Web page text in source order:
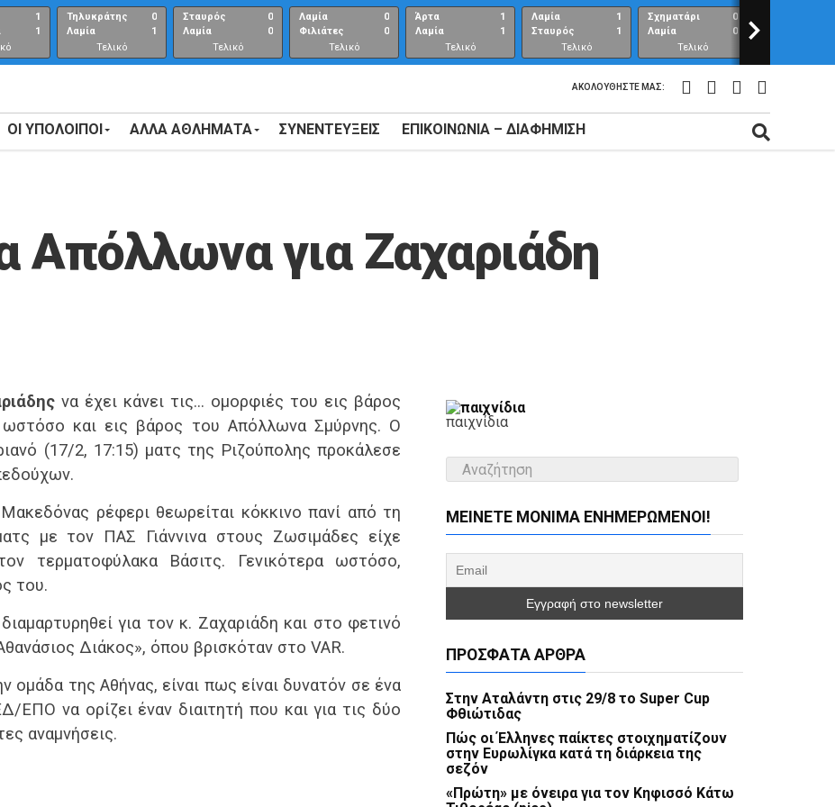
1
1
Τηλυκράτης
Λαμία
0
1
Τελικό
αποτέλεσμα
Σταυρός
Λαμία
0
0
Τελικό
αποτέλεσμα
Λαμία
Φιλιάτες
0
0
Τελικό
Αποτέλεσμα
Άρτα
Λαμία
1
1
Τελικό
αποτέλεσμα
Λαμία
Σταυρός
1
1
Τελικό
αποτέλεσμα
Σχηματάρι
Λαμία
0
0
Τελικό
αποτέλεσμα
>
ΑΚΟΛΟΥΘΉΣΤΕ ΜΑΣ:
ΟΙ ΥΠΟΛΟΙΠΟΙ ΑΛΛΑ ΑΘΛΗΜΑΤΑ ΣΥΝΕΝΤΕΎΞΕΙΣ ΕΠΙΚΟΙΝΩΝΊΑ – ΔΙΑΦΉΜΙΣΗ
Απόλλωνα για Ζαχαριάδη
να έχει κάνει τις… ομορφιές του εις βάρος
ωστόσο και εις βάρος του Απόλλωνα Σμύρνης. Ο
(17/2, 17:15) ματς της Ριζούπολης προκάλεσε
ρέφερι θεωρείται κόκκινο πανί από τη
με τον ΠΑΣ Γιάννινα στους Ζωσιμάδες είχε
τερματοφύλακα Βάσιτς. Γενικότερα ωστόσο,
του.
για τον κ. Ζαχαριάδη και στο φετινό
Διάκος», όπου βρισκόταν στο VAR.
ομάδα της Αθήνας, είναι πως είναι δυνατόν σε ένα
ΕΠΟ να ορίζει έναν διαιτητή που και για τις δύο
αναμνήσεις.
παιχνίδια
ΜΕΊΝΕΤΕ ΜΌΝΙΜΑ ΕΝΗΜΕΡΏΜΕΝΟΙ!
ΠΡΌΣΦΑΤΑ ΆΡΘΡΑ
Στην Αταλάντη στις 29/8 το Super Cup
Φθιώτιδας
Πώς οι Έλληνες παίκτες στοιχηματίζουν
στην Ευρωλίγκα κατά τη διάρκεια της
σεζόν
«Πρώτη» με όνειρα για τον Κηφισσό Κάτω